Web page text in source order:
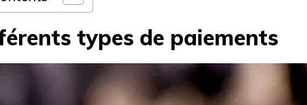
types de paiements